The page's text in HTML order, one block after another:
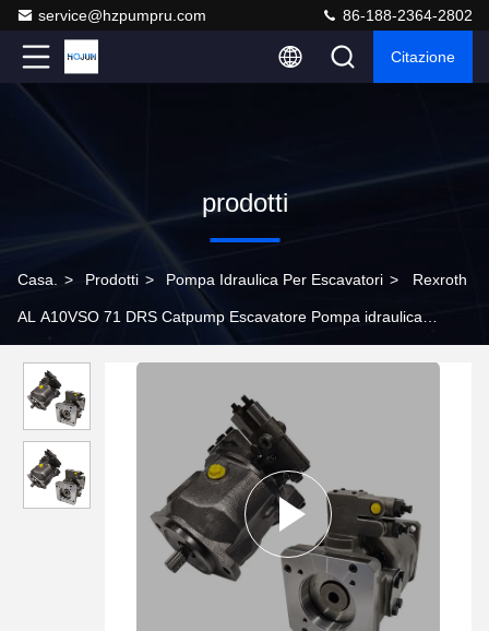
service@hzpumpru.com 86-188-2364-2802
Citazione
prodotti
Casa. > Prodotti > Pompa Idraulica Per Escavatori > Rexroth
AL A10VSO 71 DRS Catpump Escavatore Pompa idraulica